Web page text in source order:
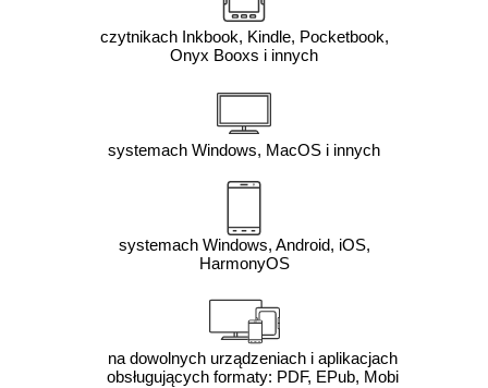
czytnikach Inkbook, Kindle, Pocketbook,
Onyx Booxs i innych
systemach Windows, MacOS i innych
systemach Windows, Android, iOS,
HarmonyOS
na dowolnych urządzeniach i aplikacjach
obsługujących formaty: PDF, EPub, Mobi